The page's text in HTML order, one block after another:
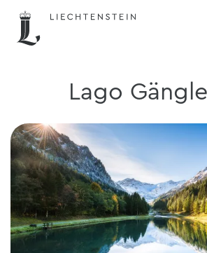
Lago